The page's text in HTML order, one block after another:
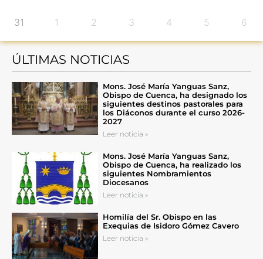
31 1 2 3 4 5 6
ÚLTIMAS NOTICIAS
Mons. José María Yanguas Sanz,
Obispo de Cuenca, ha designado los
siguientes destinos pastorales para
los Diáconos durante el curso 2026-
2027
Leer noticia »
Mons. José María Yanguas Sanz,
Obispo de Cuenca, ha realizado los
siguientes Nombramientos
Diocesanos
Leer noticia »
Homilía del Sr. Obispo en las
Exequias de Isidoro Gómez Cavero
Leer noticia »